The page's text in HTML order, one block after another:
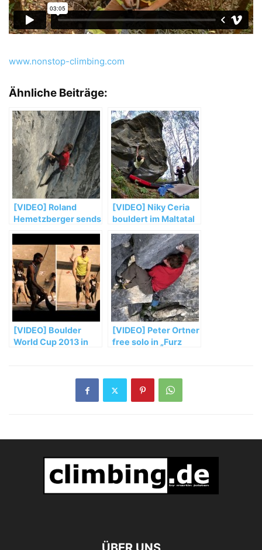
www.nonstop-climbing.com
Ähnliche Beiträge:
[VIDEO] Roland
Hemetzberger sends
[VIDEO] Niky Ceria
bouldert im Maltatal
[VIDEO] Boulder
World Cup 2013 in
[VIDEO] Peter Ortner
free solo in „Furz